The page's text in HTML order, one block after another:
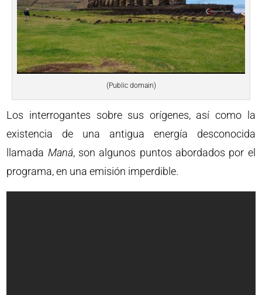
(Public domain)
Los interrogantes sobre sus orígenes, así como la
existencia de una antigua energía desconocida
llamada Maná, son algunos puntos abordados por el
programa, en una emisión imperdible.